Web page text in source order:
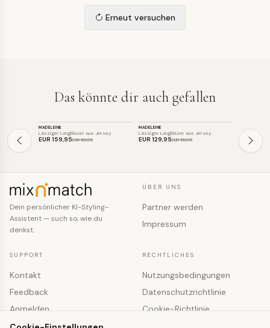
Erneut versuchen
Das könnte dir auch gefallen
SALE
MADELEINE
Lässiger Longblazer aus Jersey
EUR 159,95EUR 199,95
SALE
MADELEINE
Lässiger Longblazer aus Jersey
EUR 129,95EUR 199,95
SALE
EUR 129
Dein persönlicher KI-Styling-
Assistent — such so, wie du
denkst.
ÜBER UNS
Partner werden
Impressum
SUPPORT
Kontakt
Feedback
Anmelden
Registrieren
RECHTLICHES
Nutzungsbedingungen
Datenschutzrichtlinie
Cookie-Richtlinie